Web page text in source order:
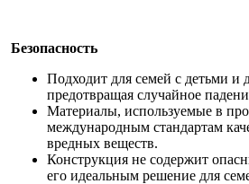
Безопасность
Подходит для семей с детьми
предотвращая случайное
Материалы, используемые в
международным стандартам
вредных веществ.
Конструкция не содержит
его идеальным решение для